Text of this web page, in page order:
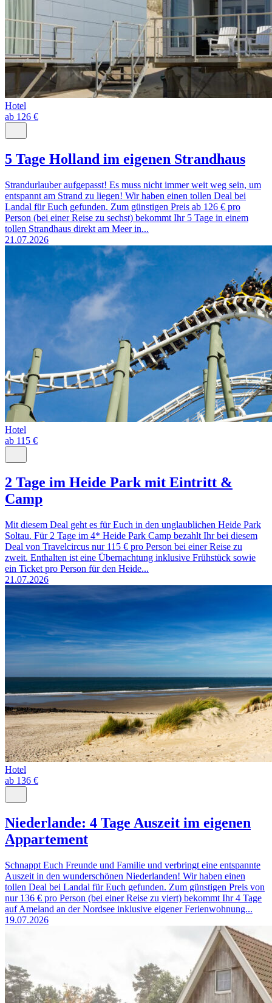
Hotel
ab 126 €
5 Tage Holland im eigenen Strandhaus
Strandurlauber aufgepasst! Es muss nicht immer weit weg sein, um
entspannt am Strand zu liegen! Wir haben einen tollen Deal bei
Landal für Euch gefunden. Zum günstigen Preis ab 126 € pro
Person (bei einer Reise zu sechst) bekommt Ihr 5 Tage in einem
tollen Strandhaus direkt am Meer in...
21.07.2026
Hotel
ab 115 €
2 Tage im Heide Park mit Eintritt &
Camp
Mit diesem Deal geht es für Euch in den unglaublichen Heide Park
Soltau. Für 2 Tage im 4* Heide Park Camp bezahlt Ihr bei diesem
Deal von Travelcircus nur 115 € pro Person bei einer Reise zu
zweit. Enthalten ist eine Übernachtung inklusive Frühstück sowie
ein Ticket pro Person für den Heide...
21.07.2026
Hotel
ab 136 €
Niederlande: 4 Tage Auszeit im eigenen
Appartement
Schnappt Euch Freunde und Familie und verbringt eine entspannte
Auszeit in den wunderschönen Niederlanden! Wir haben einen
tollen Deal bei Landal für Euch gefunden. Zum günstigen Preis von
nur 136 € pro Person (bei einer Reise zu viert) bekommt Ihr 4 Tage
auf Ameland an der Nordsee inklusive eigener Ferienwohnung...
19.07.2026